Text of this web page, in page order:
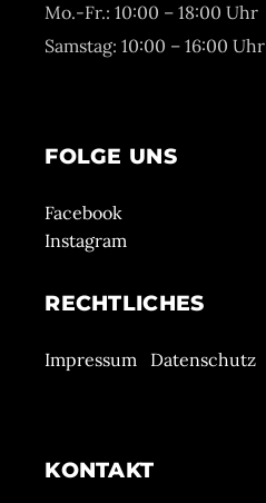
Mo.-Fr.: 10:00 – 18:00 Uhr
Samstag: 10:00 – 16:00 Uhr
FOLGE UNS
Facebook
Instagram
RECHTLICHES
Impressum Datenschutz
KONTAKT